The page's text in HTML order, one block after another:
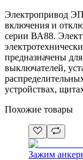
Электропривод
включения и
серии ВА88.
предназначены
выключателей,
устройствах,
Похожие товары
Зажим